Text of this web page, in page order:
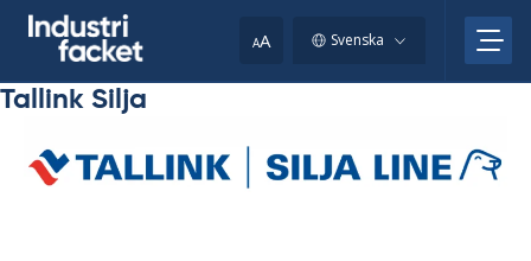
AA Svenska
Tallink Silja